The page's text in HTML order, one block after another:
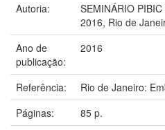
Autoria:
SEMINÁRIO
2016, Rio de
Ano de
publicação:
2016
Referência:
Rio de Janeiro:
Páginas:
85 p.